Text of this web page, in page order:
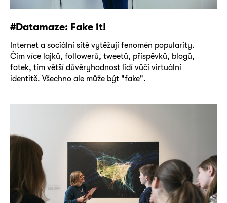
#Datamaze: Fake it!
Internet a sociální sítě vytěžují fenomén popularity.
Čím více lajků, followerů, tweetů, příspěvků, blogů,
fotek, tím větší důvěryhodnost lidí vůči virtuální
identitě. Všechno ale může být "fake".